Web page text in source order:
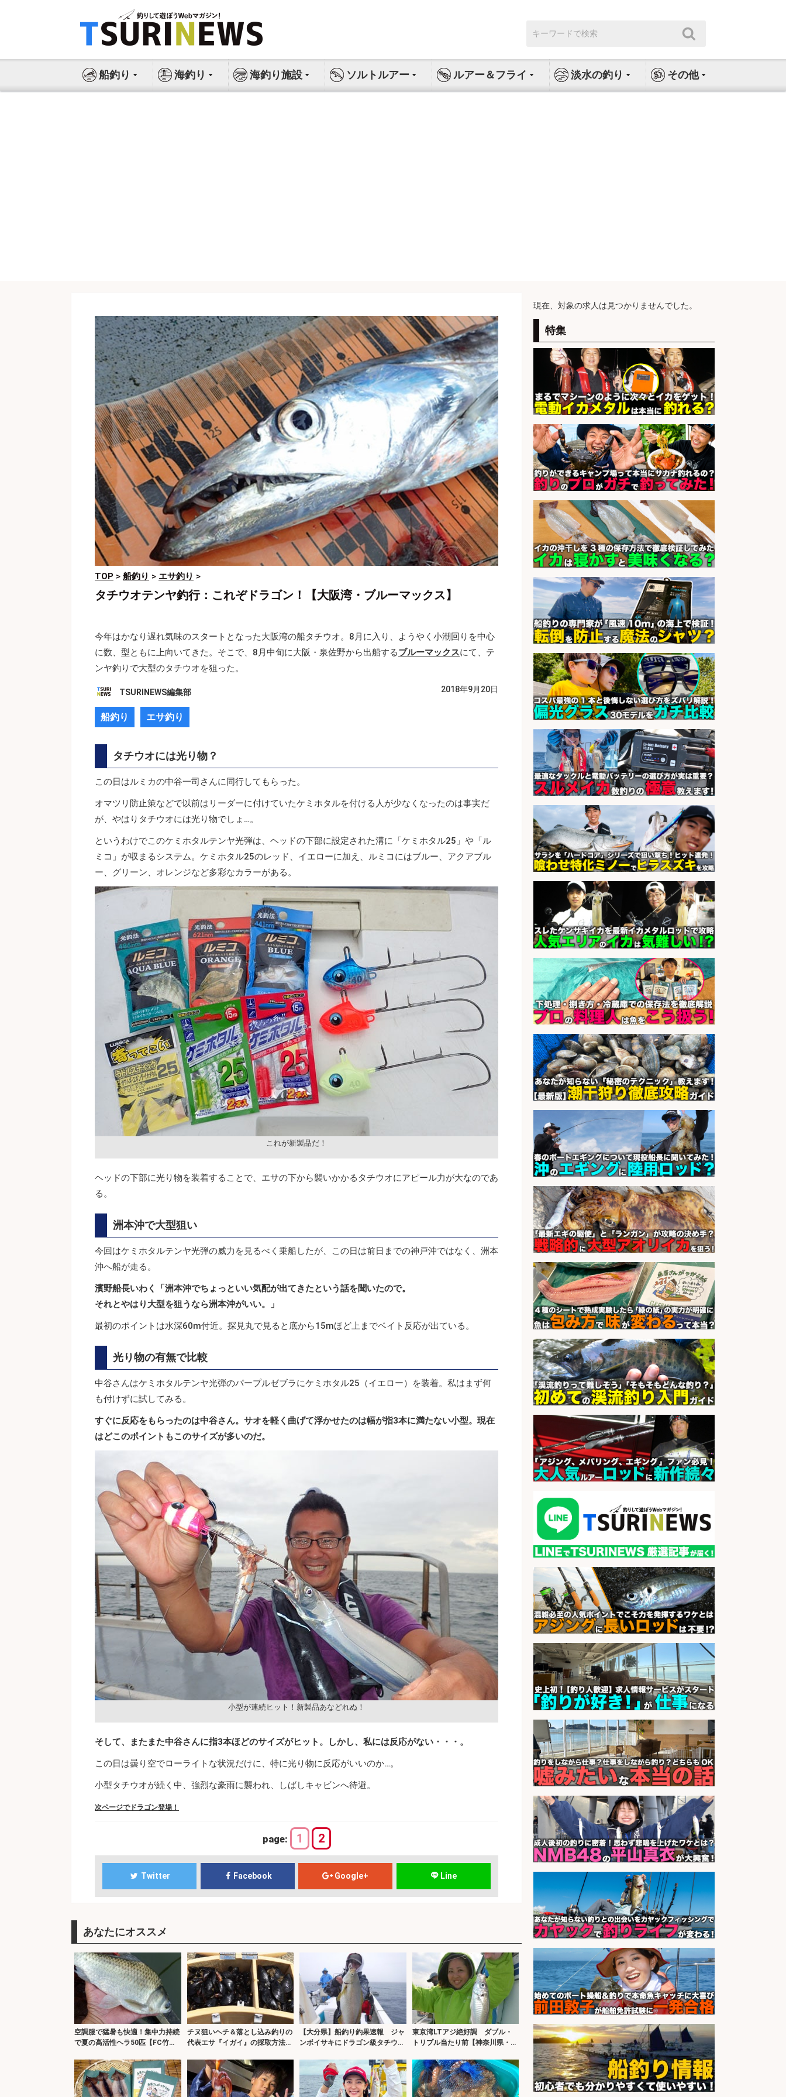
ス
索:
船釣り 海釣り 海釣り施設 ソルトルアー ルアー＆フライ 淡水の釣り その他
TOP > 船釣り > エサ釣り >
タチウオテンヤ釣行：これぞドラゴン！【大阪湾・ブルーマックス】
今年はかなり遅れ気味のスタートとなった大阪湾の船タチウオ。8月に入り、ようやく小潮回りを中心
に数、型ともに上向いてきた。そこで、8月中旬に大阪・泉佐野から出船するブルーマックスにて、テ
ンヤ釣りで大型のタチウオを狙った。
TSURINEWS編集部 2018年9月20日
船釣り エサ釣り
タチウオには光り物？
この日はルミカの中谷一司さんに同行してもらった。
オマツリ防止策などで以前はリーダーに付けていたケミホタルを付ける人が少なくなったのは事実だ
が、やはりタチウオには光り物でしょ…。
というわけでこのケミホタルテンヤ光弾は、ヘッドの下部に設定された溝に「ケミホタル25」や「ル
ミコ」が収まるシステム。ケミホタル25のレッド、イエローに加え、ルミコにはブルー、アクアブル
ー、グリーン、オレンジなど多彩なカラーがある。
これが新製品だ！
ヘッドの下部に光り物を装着することで、エサの下から襲いかかるタチウオにアピール力が大なのであ
る。
洲本沖で大型狙い
今回はケミホタルテンヤ光弾の威力を見るべく乗船したが、この日は前日までの神戸沖ではなく、洲本
沖へ船が走る。
濱野船長いわく「洲本沖でちょっといい気配が出てきたという話を聞いたので。
それとやはり大型を狙うなら洲本沖がいい。」
最初のポイントは水深60m付近。探見丸で見ると底から15mほど上までベイト反応が出ている。
光り物の有無で比較
中谷さんはケミホタルテンヤ光弾のパープルゼブラにケミホタル25（イエロー）を装着。私はまず何
も付けずに試してみる。
すぐに反応をもらったのは中谷さん。サオを軽く曲げて浮かせたのは幅が指3本に満たない小型。現在
はどこのポイントもこのサイズが多いのだ。
小型が連続ヒット！新製品あなどれぬ！
そして、またまた中谷さんに指3本ほどのサイズがヒット。しかし、私には反応がない・・・。
この日は曇り空でローライトな状況だけに、特に光り物に反応がいいのか…。
小型タチウオが続く中、強烈な豪雨に襲われ、しばしキャビンへ待避。
次ページでドラゴン登場！
page: 1 2
Twitter Facebook Google+ Line
あなたにオススメ
空調服で猛暑も快適！集中力持続
で夏の高活性ヘラ50匹【FC竹の
チヌ狙いヘチ＆落とし込み釣りの
代表エサ『イガイ』の採取方法を
【大分県】船釣り釣果速報 ジャ
ンボイサキにドラゴン級タチウ
東京湾LTアジ絶好調 ダブル・
トリプル当たり前【神奈川県・鴨
現在、対象の求人は見つかりませんでした。
特集